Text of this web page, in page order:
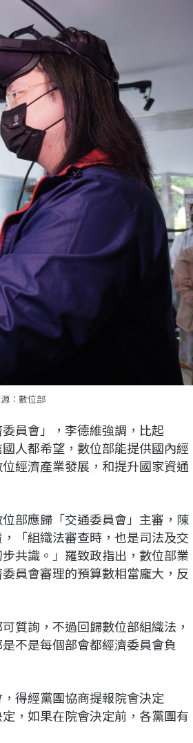
：數位部
員會」，李德維強調，比起
人都希望，數位部能提供國內經
經濟產業發展，和提升國家資通
部應歸「交通委員會」主審，陳
「組織法審查時，也是司法及交
共識。」羅致政指出，數位部業
員會審理的預算數相當龐大，反
質詢，不過回歸數位部組織法，
不是每個部會都經濟委員會負
得經黨團協商提報院會決定
，如果在院會決定前，各黨團有